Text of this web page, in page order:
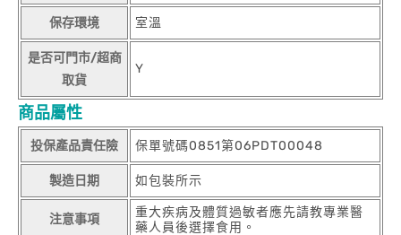
保存環境 室溫
是否可門市/超商
取貨
Y
商品屬性
投保產品責任險 保單號碼0851第06PDT00048
製造日期 如包裝所示
注意事項
重大疾病及體質過敏者應先請教專業醫
藥人員後選擇食用。